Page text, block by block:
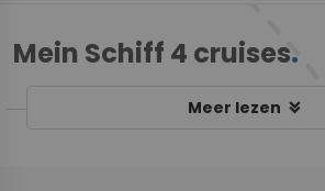
Mein Schiff 4 cruises.
Meer lezen keyboard_double_arrow_down